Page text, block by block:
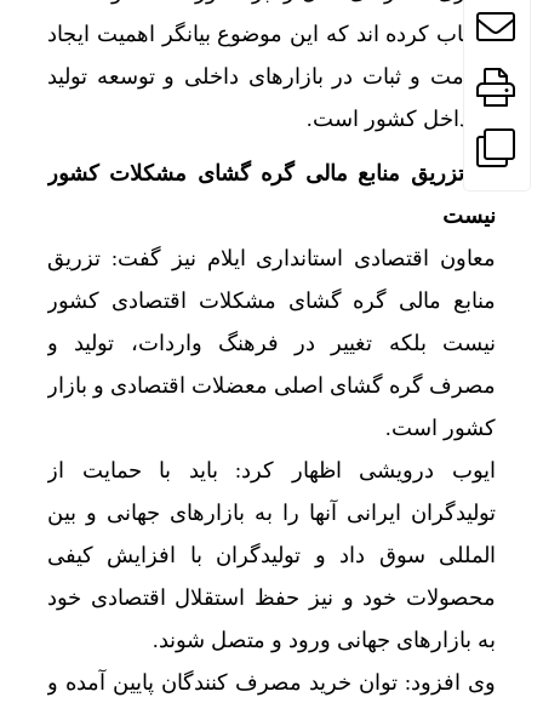
انتخاب کرده اند که این موضوع بیانگر اهمیت ایجاد
سلامت و ثبات در بازارهای داخلی و توسعه تولید
در داخل کشور است.
** تزریق منابع مالی گره گشای مشکلات کشور
نیست
معاون اقتصادی استانداری ایلام نیز گفت: تزریق
منابع مالی گره گشای مشکلات اقتصادی کشور
نیست بلکه تغییر در فرهنگ واردات، تولید و
مصرف گره گشای اصلی معضلات اقتصادی و بازار
کشور است.
ایوب درویشی اظهار کرد: باید با حمایت از
تولیدگران ایرانی آنها را به بازارهای جهانی و بین
المللی سوق داد و تولیدگران با افزایش کیفی
محصولات خود و نیز حفظ استقلال اقتصادی خود
به بازارهای جهانی ورود و متصل شوند.
وی افزود: توان خرید مصرف کنندگان پایین آمده و